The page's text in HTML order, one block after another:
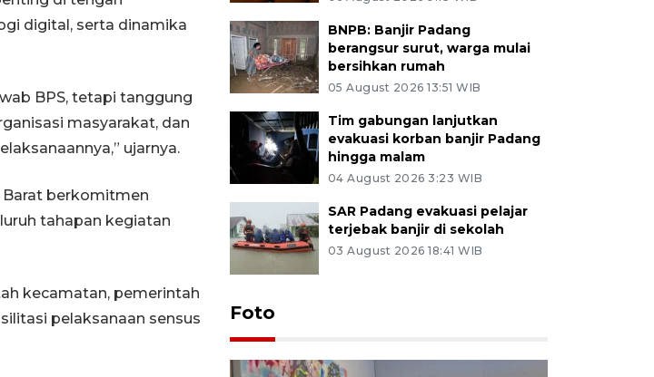
digital, serta dinamika
BPS, tetapi tanggung
masyarakat, dan
ujarnya.
berkomitmen
tahapan kegiatan
kecamatan, pemerintah
pelaksanaan sensus
BNPB: Banjir Padang
berangsur surut, warga mulai
bersihkan rumah
05 August 2026 13:51 WIB
Tim gabungan lanjutkan
evakuasi korban banjir Padang
hingga malam
04 August 2026 3:23 WIB
SAR Padang evakuasi pelajar
terjebak banjir di sekolah
03 August 2026 18:41 WIB
Foto